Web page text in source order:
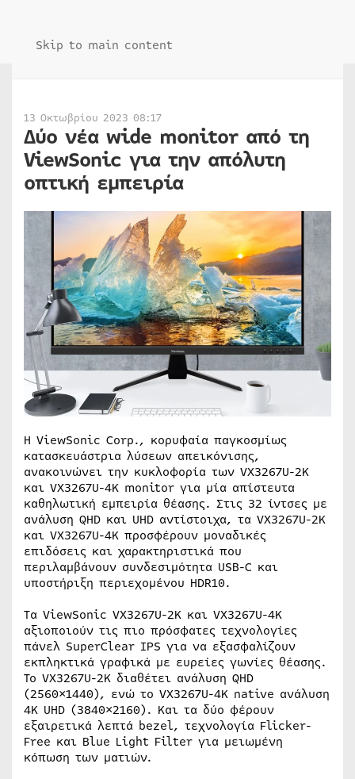
Skip to main content
13 Οκτωβρίου 2023 08:17
Δύο νέα wide monitor από τη
ViewSonic για την απόλυτη
οπτική εμπειρία
Η ViewSonic Corp., κορυφαία παγκοσμίως
κατασκευάστρια λύσεων απεικόνισης,
ανακοινώνει την κυκλοφορία των VX3267U-2K
και VX3267U-4K monitor για μία απίστευτα
καθηλωτική εμπειρία θέασης. Στις 32 ίντσες με
ανάλυση QHD και UHD αντίστοιχα, τα VX3267U-2K
και VX3267U-4K προσφέρουν μοναδικές
επιδόσεις και χαρακτηριστικά που
περιλαμβάνουν συνδεσιμότητα USB-C και
υποστήριξη περιεχομένου HDR10.
Τα ViewSonic VX3267U-2K και VX3267U-4K
αξιοποιούν τις πιο πρόσφατες τεχνολογίες
πάνελ SuperClear IPS για να εξασφαλίζουν
εκπληκτικά γραφικά με ευρείες γωνίες θέασης.
Το VX3267U-2K διαθέτει ανάλυση QHD
(2560×1440), ενώ το VX3267U-4K native ανάλυση
4K UHD (3840×2160). Και τα δύο φέρουν
εξαιρετικά λεπτά bezel, τεχνολογία Flicker-
Free και Blue Light Filter για μειωμένη
κόπωση των ματιών.